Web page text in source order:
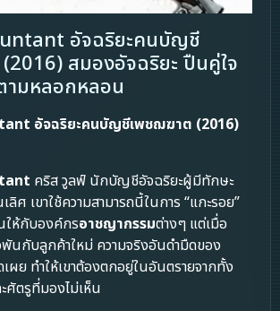
อัจฉริยะคนบัญชี
สมองอัจฉริยะ ปืนคู่ใจ
ามหลอกหลอน
อัจฉริยะคนบัญชีเพชฌฆาต (2016)
คริส วูลฟ์ นักบัญชีอัจฉริยะผู้มีทักษะ
ศ เขาใช้ความสามารถนี้ในการ “แกะรอย”
ให้กับองค์กรอาชญากรรมต่างๆ แต่เมื่อ
วพันกับลูกค้าใหม่ ความจริงอันดำมืดของ
ผย ทำให้เขาต้องตกอยู่ในอันตรายจากทั้ง
ศัตรูที่มองไม่เห็น